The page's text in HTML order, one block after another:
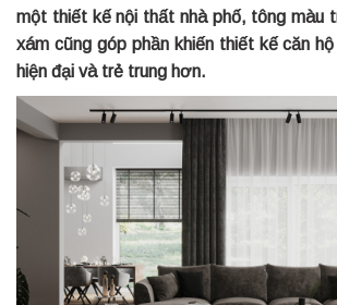
một thiết kế nội thất nhà phố, tông màu
xám cũng góp phần khiến thiết kế căn
hiện đại và trẻ trung hơn.